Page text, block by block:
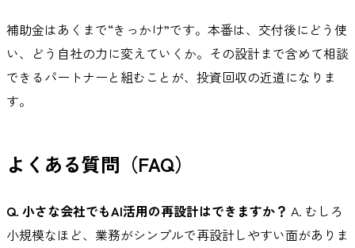
補助金はあくまで“きっかけ”です。本番は、交付後にどう使
い、どう自社の力に変えていくか。その設計まで含めて相談
できるパートナーと組むことが、投資回収の近道になりま
す。
よくある質問（FAQ）
Q. 小さな会社でもAI活用の再設計はできますか？ A. むしろ
小規模なほど、業務がシンプルで再設計しやすい面がありま